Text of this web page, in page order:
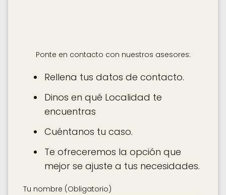
Ponte en contacto con nuestros asesores:
Rellena tus datos de contacto.
Dinos en qué Localidad te
encuentras
Cuéntanos tu caso.
Te ofreceremos la opción que
mejor se ajuste a tus necesidades.
Tu nombre (Obligatorio)